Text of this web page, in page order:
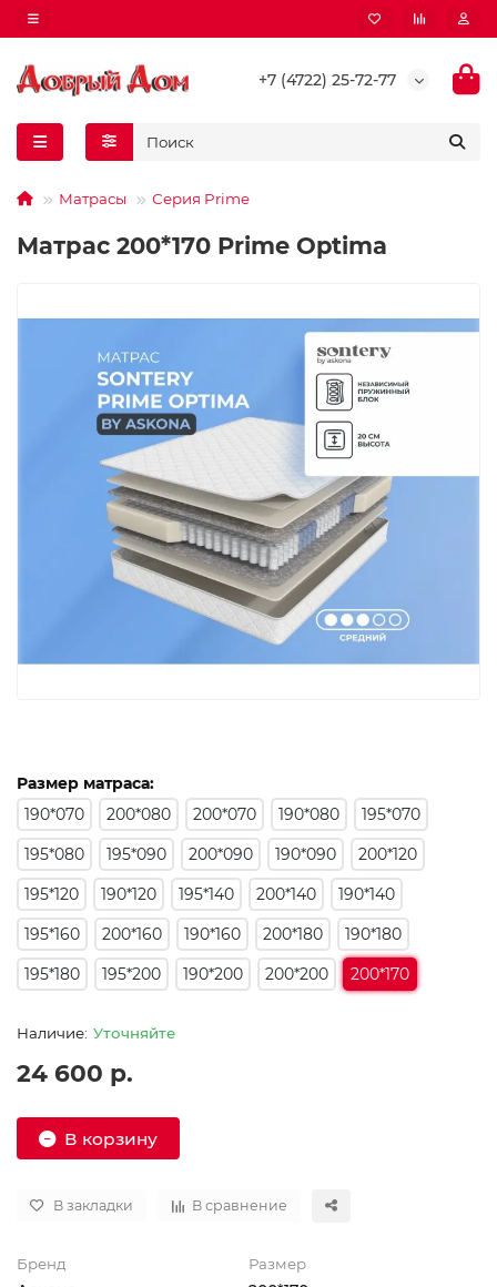
+7 (4722) 25-72-77
Матрасы Серия Prime
Матрас 200*170 Prime Optima
Размер матраса:
190*070
200*080 200*070 190*080
195*070
195*080
195*090 200*090 190*090
200*120
195*120
190*120 195*140 200*140
190*140
195*160
200*160 190*160 200*180
190*180
195*180
195*200 190*200 200*200 200*170
Уточняйте
24 600 р.
В корзину
В закладки В сравнение
Бренд Размер